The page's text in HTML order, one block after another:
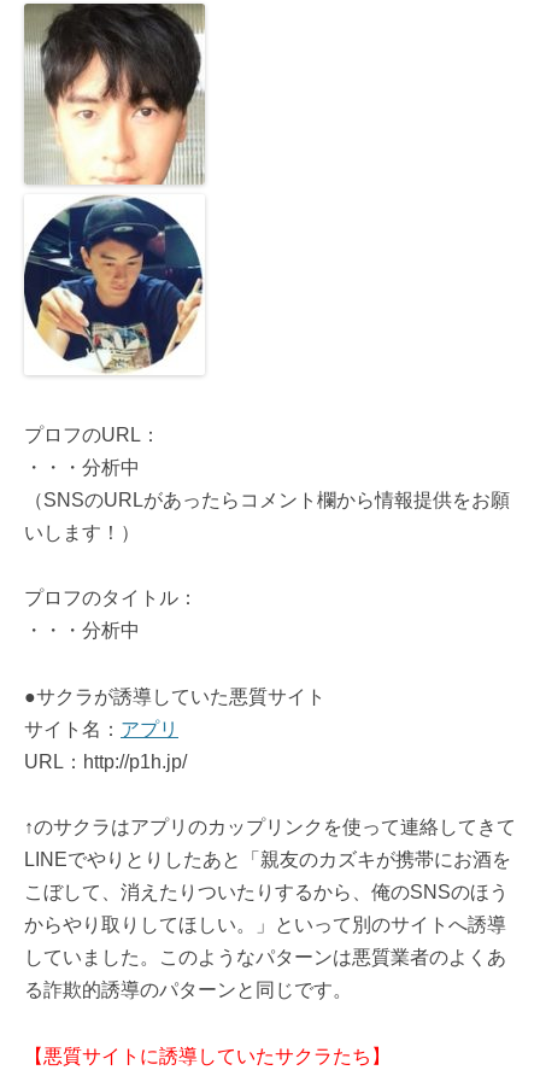
プロフのURL：
・・・分析中
（SNSのURLがあったらコメント欄から情報提供をお願
いします！）
プロフのタイトル：
・・・分析中
●サクラが誘導していた悪質サイト
サイト名： アプリ
URL：http://p1h.jp/
↑のサクラはアプリのカップリンクを使って連絡してきて
LINEでやりとりしたあと「親友のカズキが携帯にお酒を
こぼして、消えたりついたりするから、俺のSNSのほう
からやり取りしてほしい。」といって別のサイトへ誘導
していました。このようなパターンは悪質業者のよくあ
る詐欺的誘導のパターンと同じです。
【悪質サイトに誘導していたサクラたち】